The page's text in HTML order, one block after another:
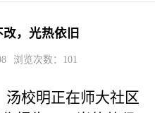
，光热依旧
浏览次数： 101
汤校明正在师大社区